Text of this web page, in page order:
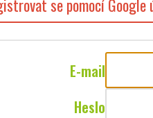
se pomocí Google
E-mail
Heslo